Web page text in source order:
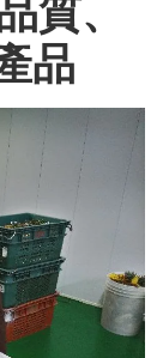
質、
品